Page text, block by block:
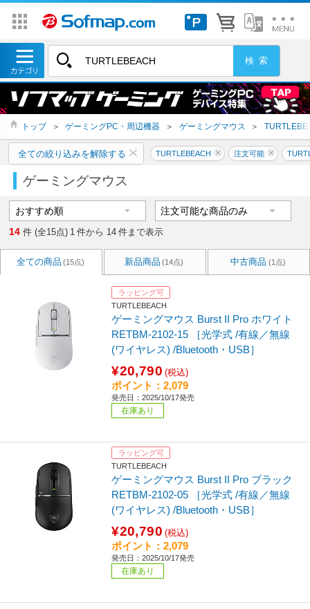
トップ ＞ ゲーミングPC・周辺機器 ＞ ゲーミングマウス ＞
全ての絞り込みを解除する TURTLEBEACH 注文可能
ゲーミングマウス
14 件 (全15点) 1 件から 14 件まで表示
全ての商品 (15点) 新品商品 (14点) 中古商品 (1点)
ラッピング可
TURTLEBEACH
ゲーミングマウス Burst II Pro ホワイト
RETBM-2102-15 ［光学式 /有線／無線
(ワイヤレス) /Bluetooth・USB］
¥20,790 (税込)
ポイント：2,079
発売日：2025/10/17発売
在庫あり
ラッピング可
TURTLEBEACH
ゲーミングマウス Burst II Pro ブラック
RETBM-2102-05 ［光学式 /有線／無線
(ワイヤレス) /Bluetooth・USB］
¥20,790 (税込)
ポイント：2,079
発売日：2025/10/17発売
在庫あり